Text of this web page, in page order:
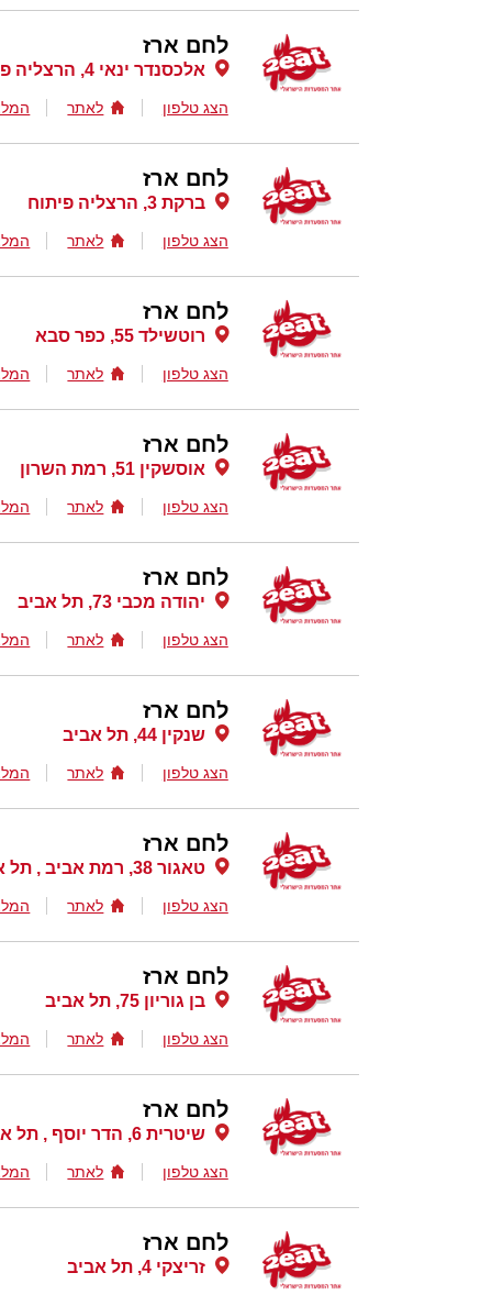
לחם ארז
אלכסנדר ינאי 4, הרצליה פיתוח
הצג טלפון לאתר
לחם ארז
ברקת 3, הרצליה פיתוח
הצג טלפון לאתר
לחם ארז
רוטשילד 55, כפר סבא
הצג טלפון לאתר
לחם ארז
אוסשקין 51, רמת השרון
הצג טלפון לאתר
לחם ארז
יהודה מכבי 73, תל אביב
הצג טלפון לאתר
לחם ארז
שנקין 44, תל אביב
הצג טלפון לאתר
לחם ארז
טאגור 38, רמת אביב , תל אביב
הצג טלפון לאתר
לחם ארז
בן גוריון 75, תל אביב
הצג טלפון לאתר
לחם ארז
שיטרית 6, הדר יוסף , תל אביב
הצג טלפון לאתר
לחם ארז
זריצקי 4, תל אביב